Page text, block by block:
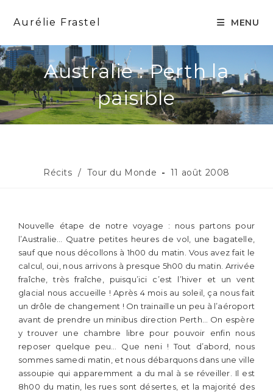
Aurélie Frastel MENU
Australie : Perth la
paisible
Récits / Tour du Monde 11 août 2008
Nouvelle étape de notre voyage : nous partons pour
l’Australie… Quatre petites heures de vol, une bagatelle,
sauf que nous décollons à 1h00 du matin. Vous avez fait le
calcul, oui, nous arrivons à presque 5h00 du matin. Arrivée
fraîche, très fraîche, puisqu’ici c’est l’hiver et un vent
glacial nous accueille ! Après 4 mois au soleil, ça nous fait
un drôle de changement ! On trainaille un peu à l’aéroport
avant de prendre un minibus direction Perth… On espère
y trouver une chambre libre pour pouvoir enfin nous
reposer quelque peu… Que neni ! Tout d’abord, nous
sommes samedi matin, et nous débarquons dans une ville
assoupie qui apparemment a du mal à se réveiller. Il est
8h00 du matin, les rues sont désertes, et la majorité des